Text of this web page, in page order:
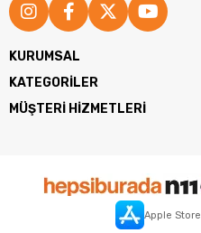
KURUMSAL
KATEGORİLER
MÜŞTERİ HİZMETLERİ
Apple Store